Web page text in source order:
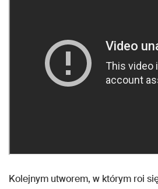
Kolejnym utworem, w którym roi